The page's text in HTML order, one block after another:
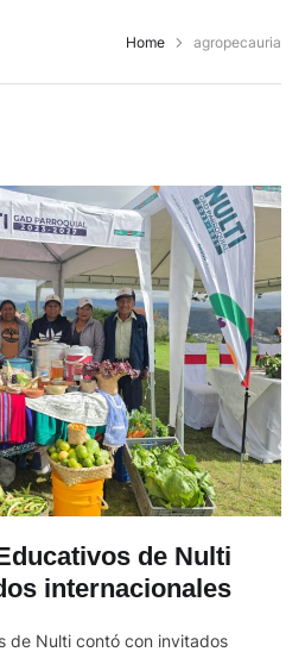
Home agropecauria
de Nulti
internacionales
de Nulti contó con invitados